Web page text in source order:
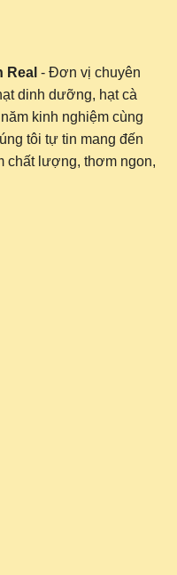
Real - Đơn vị chuyên
dinh dưỡng, hạt cà
kinh nghiệm cùng
tôi tự tin mang đến
chất lượng, thơm ngon,